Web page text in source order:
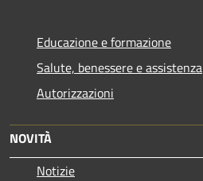
Educazione e formazione
Salute, benessere e assistenza
Autorizzazioni
NOVITÀ
Notizie